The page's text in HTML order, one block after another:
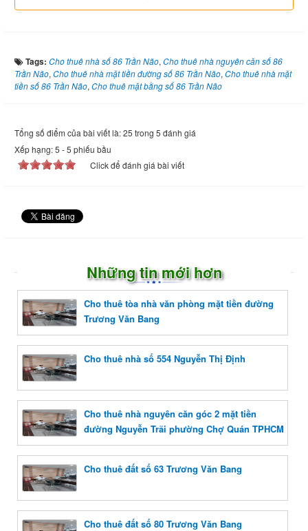
Tags: Cho thuê nhà số 86 Trần Não, Cho thuê nhà nguyên căn số 86
Trần Não, Cho thuê nhà mặt tiền đường số 86 Trần Não, Cho thuê nhà mặt
tiền số 86 Trần Não, Cho thuê mặt bằng số 86 Trần Não
Tổng số điểm của bài viết là: 25 trong 5 đánh giá
Xếp hạng:5 -5 phiếu bầu
Click để đánh giá bài viết
Những tin mới hơn
Cho thuê tòa nhà văn phòng mặt tiền đường
Trương Văn Bang
Cho thuê nhà số 554 Nguyễn Thị Định
Cho thuê nhà nguyên căn góc 2 mặt tiền
đường Nguyễn Trãi phường Chợ Quán TPHCM
Cho thuê đất số 63 Trương Văn Bang
Cho thuê đất số 80 Trương Văn Bang